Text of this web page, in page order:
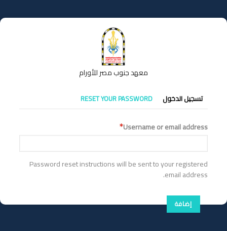
إلى
المحتوى
معهد جنوب مصر للأورام
التبويبات
الأساسية
تسجيل الدخول RESET YOUR PASSWORD
Username or email address
Password reset instructions will be sent to your registered
email address.